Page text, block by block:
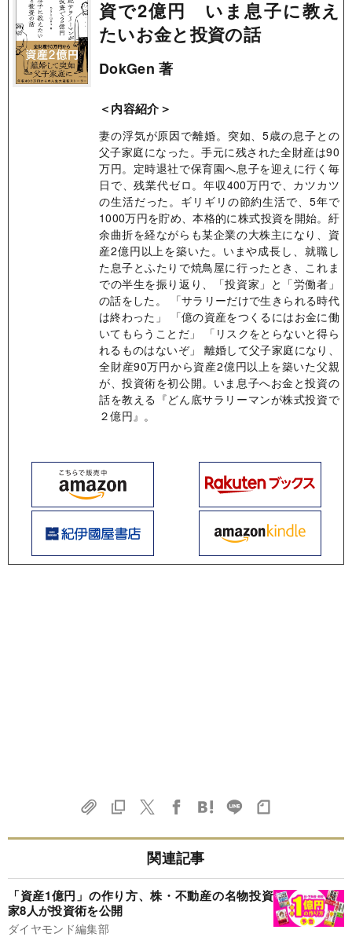
資で2億円 いま息子に教え
たいお金と投資の話
DokGen 著
＜内容紹介＞
妻の浮気が原因で離婚。突如、5歳の息子との
父子家庭になった。手元に残された全財産は90
万円。定時退社で保育園へ息子を迎えに行く毎
日で、残業代ゼロ。年収400万円で、カツカツ
の生活だった。ギリギリの節約生活で、5年で
1000万円を貯め、本格的に株式投資を開始。紆
余曲折を経ながらも某企業の大株主になり、資
産2億円以上を築いた。いまや成長し、就職し
た息子とふたりで焼鳥屋に行ったとき、これま
での半生を振り返り、「投資家」と「労働者」
の話をした。 「サラリーだけで生きられる時代
は終わった」 「億の資産をつくるにはお金に働
いてもらうことだ」 「リスクをとらないと得ら
れるものはないぞ」 離婚して父子家庭になり、
全財産90万円から資産2億円以上を築いた父親
が、投資術を初公開。いま息子へお金と投資の
話を教える『どん底サラリーマンが株式投資で
２億円』。
関連記事
「資産1億円」の作り方、株・不動産の名物投資
家8人が投資術を公開
ダイヤモンド編集部